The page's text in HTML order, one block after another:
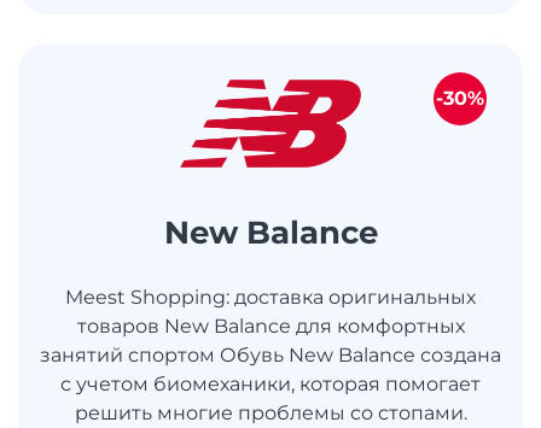
New Balance
Meest Shopping: доставка оригинальных
товаров New Balance для комфортных
занятий спортом Обувь New Balance создана
с учетом биомеханики, которая помогает
решить многие проблемы со стопами.
-30%